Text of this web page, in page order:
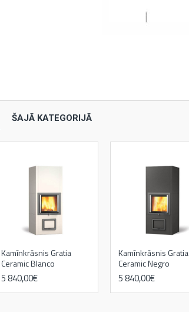
ŠAJĀ KATEGORIJĀ
Kamīnkrāsnis Gratia
Ceramic Blanco
5 840,00€
Kamīnkrāsnis Gratia
Ceramic Negro
5 840,00€